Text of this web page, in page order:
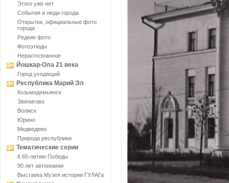
Этого уже нет
События и люди города
Открытки, официальные фото
города
Редкие фото
Фотоэтюды
Нераспознанное
Йошкар-Ола 21 века
Город уходящий
Республика Марий Эл
Козьмодемьянск
Звенигово
Волжск
Юрино
Медведево
Природа республики
Тематические серии
К 65-летию Победы
90 лет автономии
Выставка Музея истории ГУЛАГа